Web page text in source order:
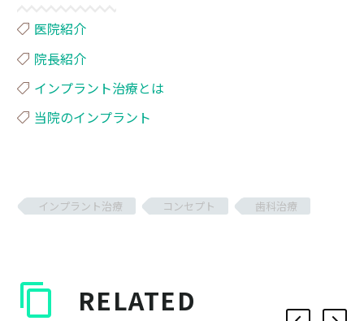
医院紹介
院長紹介
インプラント治療とは
当院のインプラント
インプラント治療 コンセプト 歯科治療
RELATED